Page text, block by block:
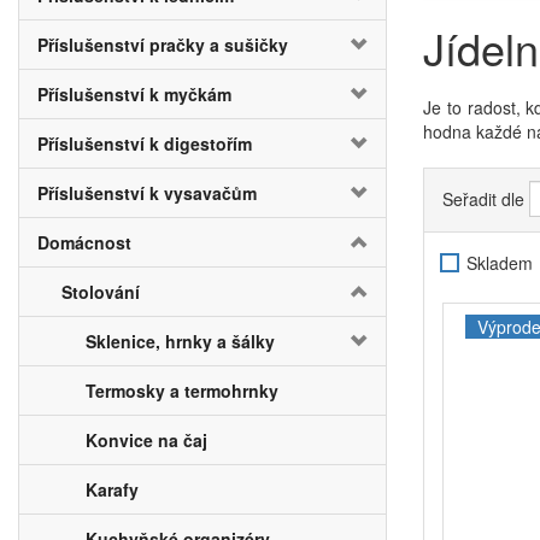
Příslušenství pračky a sušičky
Příslušenství k myčkám
Příslušenství k digestořím
Příslušenství k vysavačům
Domácnost
Stolování
Sklenice, hrnky a šálky
Termosky a termohrnky
Konvice na čaj
Karafy
Je to radost,
hodna každé
Dětské jídelní
Stolování
praktičností.
žirafou, který
oblíbenými
možná
Seřadit dle
Skladem